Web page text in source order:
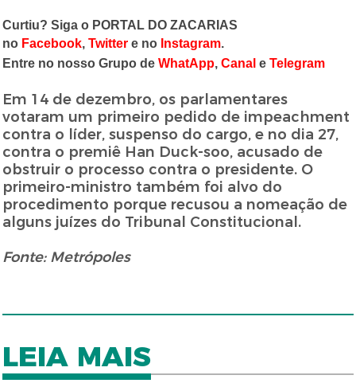
Curtiu? Siga o PORTAL DO ZACARIAS
no Facebook,Twitter e no Instagram.
Entre no nosso Grupo deWhatApp,Canal eTelegram
Em 14 de dezembro, os parlamentares
votaram um primeiro pedido de impeachment
contra o líder, suspenso do cargo, e no dia 27,
contra o premiê Han Duck-soo, acusado de
obstruir o processo contra o presidente. O
primeiro-ministro também foi alvo do
procedimento porque recusou a nomeação de
alguns juízes do Tribunal Constitucional.
Fonte: Metrópoles
LEIA MAIS